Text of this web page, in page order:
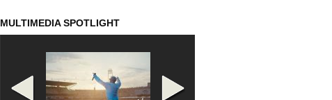
MULTIMEDIA SPOTLIGHT